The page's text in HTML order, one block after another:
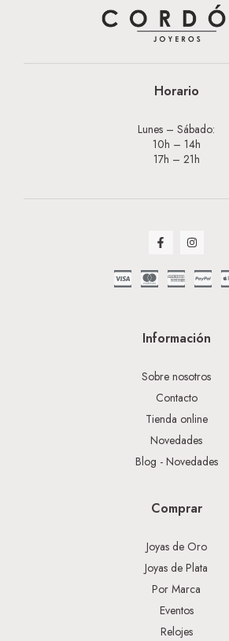
Horario
Lunes – Sábado:
10h – 14h
17h – 21h
Información
Sobre nosotros
Contacto
Tienda online
Novedades
Blog - Novedades
Comprar
Joyas de Oro
Joyas de Plata
Por Marca
Eventos
Relojes